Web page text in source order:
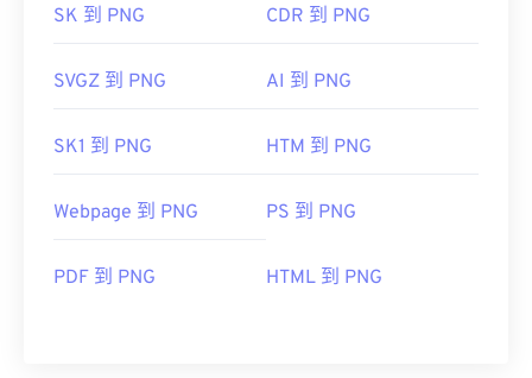
SK 到 PNG CDR 到 PNG
SVGZ 到 PNG AI 到 PNG
SK1 到 PNG HTM 到 PNG
Webpage 到 PNG PS 到 PNG
PDF 到 PNG HTML 到 PNG